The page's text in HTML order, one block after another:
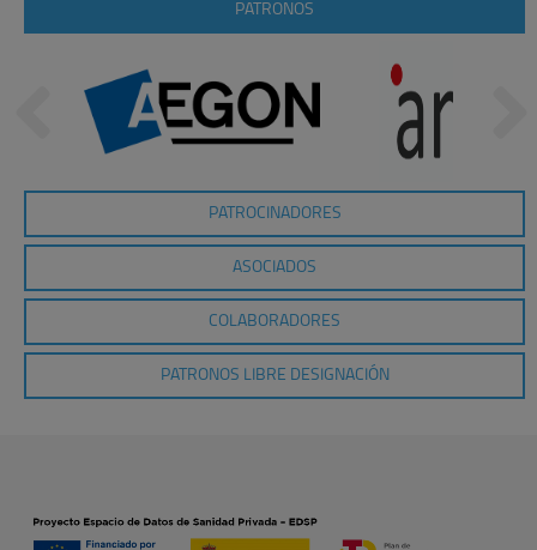
PATRONOS
PATROCINADORES
ASOCIADOS
COLABORADORES
PATRONOS LIBRE DESIGNACIÓN